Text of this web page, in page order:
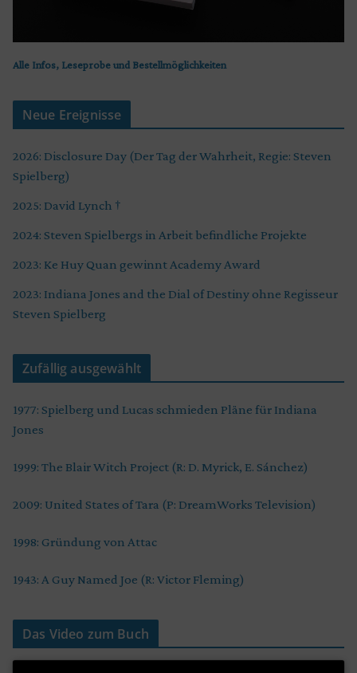
Alle Infos, Leseprobe und Bestellmöglichkeiten
Neue Ereignisse
2026: Disclosure Day (Der Tag der Wahrheit, Regie: Steven
Spielberg)
2025: David Lynch †
2024: Steven Spielbergs in Arbeit befindliche Projekte
2023: Ke Huy Quan gewinnt Academy Award
2023: Indiana Jones and the Dial of Destiny ohne Regisseur
Steven Spielberg
Zufällig ausgewählt
1977: Spielberg und Lucas schmieden Pläne für Indiana
Jones
1999: The Blair Witch Project (R: D. Myrick, E. Sánchez)
2009: United States of Tara (P: DreamWorks Television)
1998: Gründung von Attac
1943: A Guy Named Joe (R: Victor Fleming)
Das Video zum Buch